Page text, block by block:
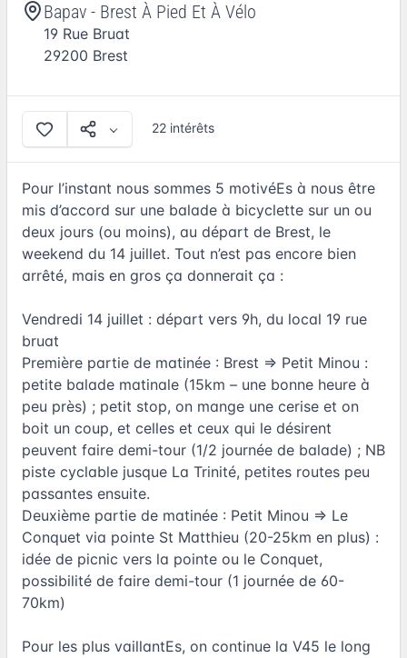
Bapav - Brest À Pied Et À Vélo
19 Rue Bruat
29200 Brest
22 intérêts
Pour l’instant nous sommes 5 motivéEs à nous être
mis d’accord sur une balade à bicyclette sur un ou
deux jours (ou moins), au départ de Brest, le
weekend du 14 juillet. Tout n’est pas encore bien
arrêté, mais en gros ça donnerait ça :
Vendredi 14 juillet : départ vers 9h, du local 19 rue
bruat
Première partie de matinée : Brest => Petit Minou :
petite balade matinale (15km – une bonne heure à
peu près) ; petit stop, on mange une cerise et on
boit un coup, et celles et ceux qui le désirent
peuvent faire demi-tour (1/2 journée de balade) ; NB
piste cyclable jusque La Trinité, petites routes peu
passantes ensuite.
Deuxième partie de matinée : Petit Minou => Le
Conquet via pointe St Matthieu (20-25km en plus) :
idée de picnic vers la pointe ou le Conquet,
possibilité de faire demi-tour (1 journée de 60-
70km)
Pour les plus vaillantEs, on continue la V45 le long